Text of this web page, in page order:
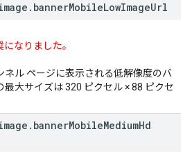
. bannerMobileLowImageUrl
なりました。
ネル ページに表示される低解像度のバ
最大サイズは 320 ピクセル × 88 ピクセ
. bannerMobileMediumHd